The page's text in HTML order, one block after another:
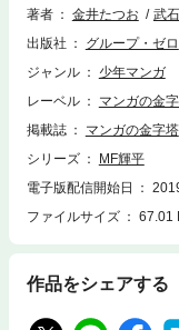
木滑のいる県内最強の鳴
にCFではなくMFへのポ
督の考えとは…？輝平を
著者 金井たつお
武
出版社
グループ・ゼロ
ジャンル
少年マンガ
レーベル
マンガの金
掲載誌
マンガの金字塔
シリーズ
MF輝平
電子版配信開始日
ファイルサイズ
67.01
作品をシェアする